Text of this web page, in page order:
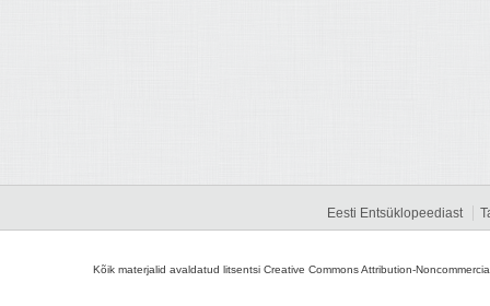
Eesti Entsüklopeediast
Kõik materjalid avaldatud litsentsi Creative Commons Attribution-